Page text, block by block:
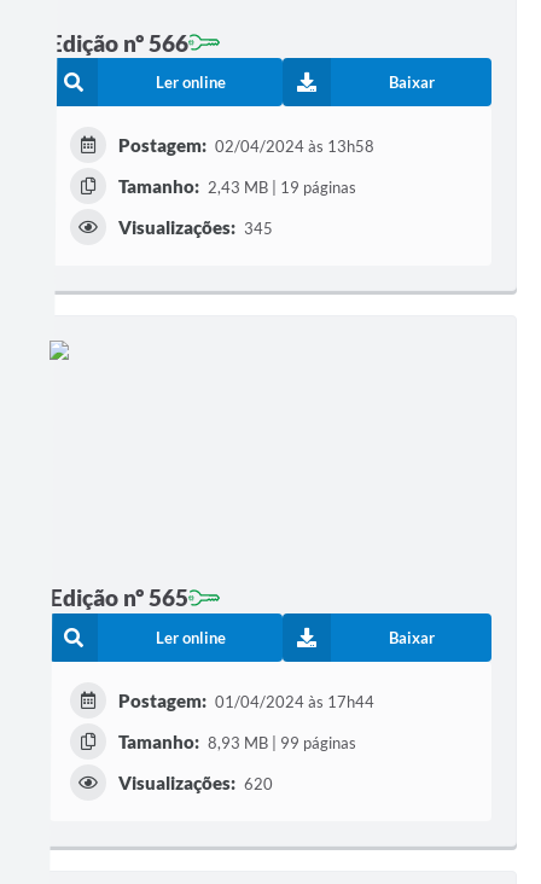
Edição nº 566
Ler online Baixar
Postagem: 02/04/2024 às 13h58
Tamanho: 2,43 MB | 19 páginas
Visualizações: 345
Edição nº 565
Ler online Baixar
Postagem: 01/04/2024 às 17h44
Tamanho: 8,93 MB | 99 páginas
Visualizações: 620